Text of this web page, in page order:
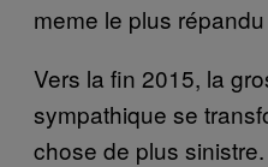
meme le plus
Vers la fin 2015, la
sympathique se
chose de plus